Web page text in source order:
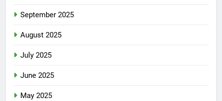
September 2025
August 2025
July 2025
June 2025
May 2025